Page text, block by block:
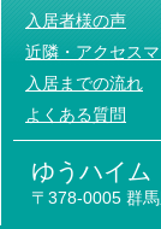
入居者様の声
近隣・アクセス
入居までの流れ
よくある質問
ゆうハイム
〒378-0005 群